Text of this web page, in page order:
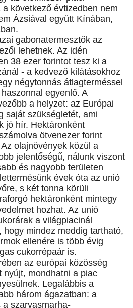
következő évtizedben nem
Ázsiával együtt Kínában,
gabonatermesztők az
lehetnek. Az idén
38 ezer forintot tesz ki a
- a kedvező kilátásokhoz
négytonnás átlagterméssel
egyenlő. A
a helyzet: az Európai
saját szükségletét, ami
jó hír. Hektáronként
ötvenezer forint
olajnövények közül a
jelentőségű, nálunk viszont
és nagyobb területen
évek óta az unió
s két tonna körüli
hektáronként mintegy
hozhat. Az unió
a világpiacinál
hogy mindez meddig tartható,
ellenére is több évig
cukorrépaár is.
az európai közösség
nyújt, mondhatni a piac
Legalábbis a
három ágazatban: a
szarvasmarha-